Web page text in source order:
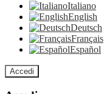
Italiano
English
Deutsch
Français
Español
Accedi